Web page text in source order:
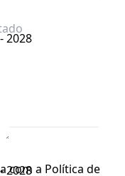
com a Política de
2028
2028